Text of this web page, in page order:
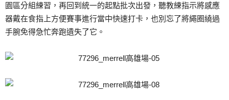
園區分組練習，再回到統一的起點批次出發，聽教練指示將感應
器戴在食指上方便賽事進行當中快速打卡，也別忘了將繩圈繞過
手腕免得急忙奔跑遺失了它。